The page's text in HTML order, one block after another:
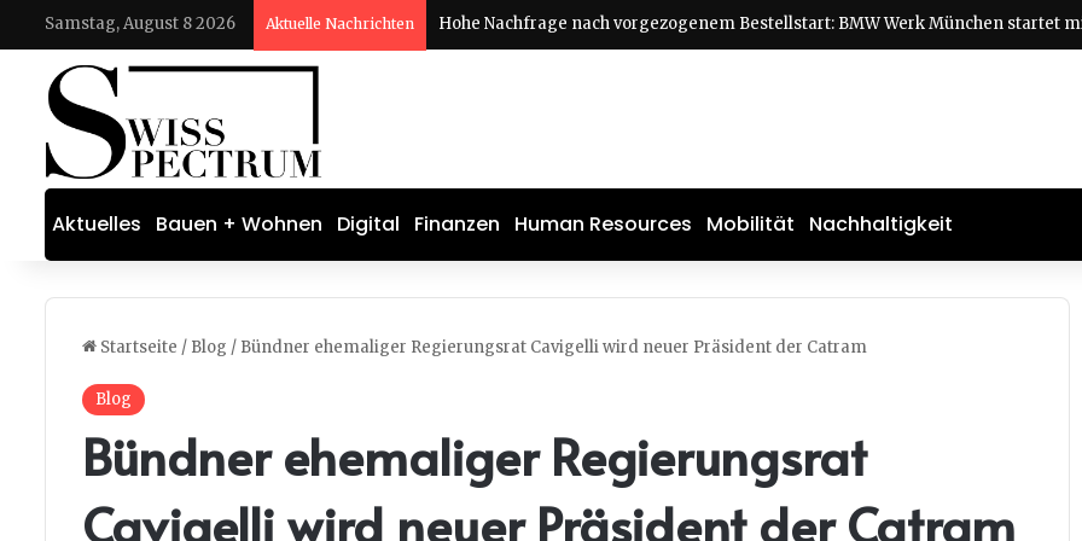
Samstag, August 8 2026 Aktuelle Nachrichten
Aktuelles Bauen + Wohnen Digital Finanzen Human Resources Mobilität Nachhaltigkeit
Startseite / Blog / Bündner ehemaliger Regierungsrat Cavigelli wird neuer Präsident der Catram
Blog
Bündner ehemaliger Regierungsrat
Cavigelli wird neuer Präsident der Catram